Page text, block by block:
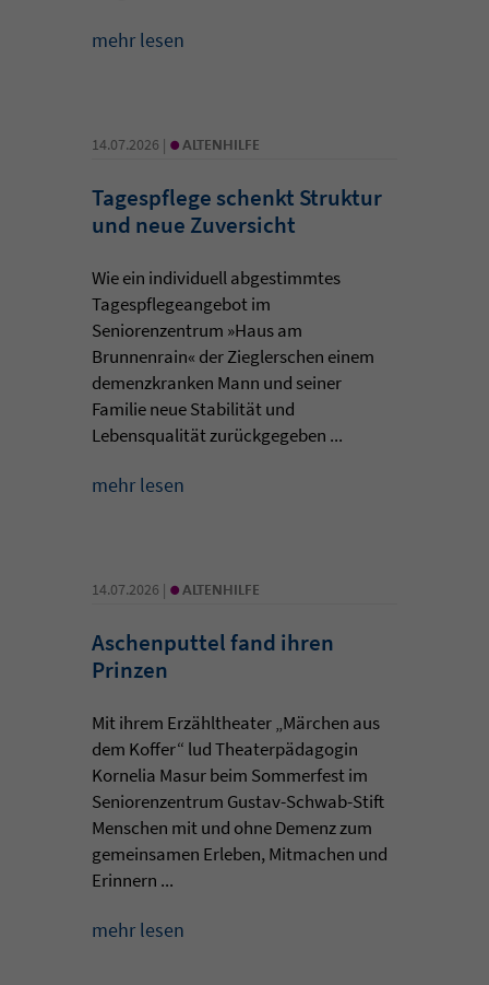
mehr lesen
14.07.2026 | • ALTENHILFE
Tagespflege schenkt Struktur
und neue Zuversicht
Wie ein individuell abgestimmtes
Tagespflegeangebot im
Seniorenzentrum »Haus am
Brunnenrain« der Zieglerschen einem
demenzkranken Mann und seiner
Familie neue Stabilität und
Lebensqualität zurückgegeben ...
mehr lesen
14.07.2026 | • ALTENHILFE
Aschenputtel fand ihren
Prinzen
Mit ihrem Erzähltheater „Märchen aus
dem Koffer“ lud Theaterpädagogin
Kornelia Masur beim Sommerfest im
Seniorenzentrum Gustav-Schwab-Stift
Menschen mit und ohne Demenz zum
gemeinsamen Erleben, Mitmachen und
Erinnern ...
mehr lesen